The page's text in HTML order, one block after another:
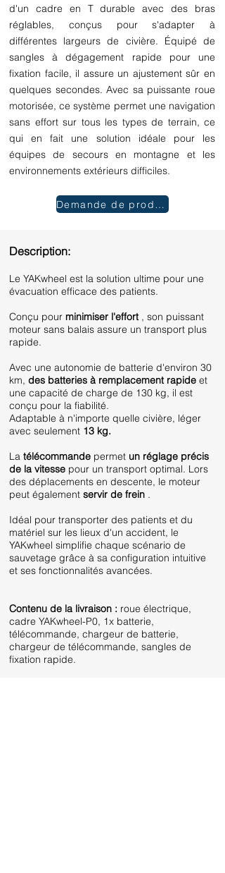
d'un cadre en T durable avec des bras
réglables, conçus pour s'adapter à
différentes largeurs de civière. Équipé de
sangles à dégagement rapide pour une
fixation facile, il assure un ajustement sûr en
quelques secondes. Avec sa puissante roue
motorisée, ce système permet une navigation
sans effort sur tous les types de terrain, ce
qui en fait une solution idéale pour les
équipes de secours en montagne et les
environnements extérieurs difficiles.
Demande de produit
Description:
Le YAKwheel est la solution ultime pour une
évacuation efficace des patients.
Conçu pour minimiser l'effort, son puissant
moteur sans balais assure un transport plus
rapide.
Avec une autonomie de batterie d'environ 30
km, des batteries à remplacement rapide et
une capacité de charge de 130 kg, il est
conçu pour la fiabilité.
Adaptable à n'importe quelle civière, léger
avec seulement 13 kg.
La télécommande permet un réglage précis
de la vitesse pour un transport optimal. Lors
des déplacements en descente, le moteur
peut également servir de frein .
Idéal pour transporter des patients et du
matériel sur les lieux d'un accident, le
YAKwheel simplifie chaque scénario de
sauvetage grâce à sa configuration intuitive
et ses fonctionnalités avancées.
Contenu de la livraison : roue électrique,
cadre YAKwheel-P0, 1x batterie,
télécommande, chargeur de batterie,
chargeur de télécommande, sangles de
fixation rapide.